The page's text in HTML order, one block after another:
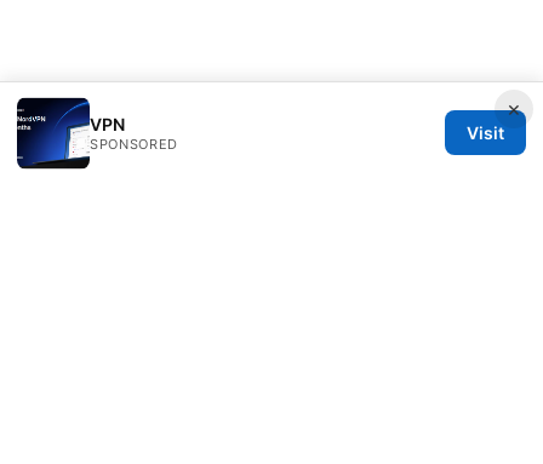
×
VPN
SPONSORED
Visit